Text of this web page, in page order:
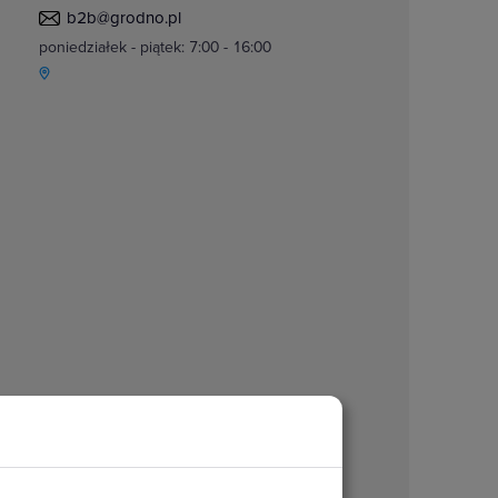
b2b@grodno.pl
poniedziałek - piątek: 7:00 - 16:00